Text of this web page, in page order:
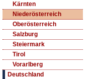
Kärnten
Niederösterreich
Oberösterreich
Salzburg
Steiermark
Tirol
Vorarlberg
Deutschland